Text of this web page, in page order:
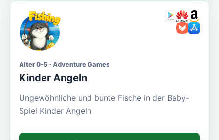
Alter 0-5 · Adventure Games
Kinder Angeln
Ungewöhnliche und bunte Fische in der Baby-
Spiel Kinder Angeln